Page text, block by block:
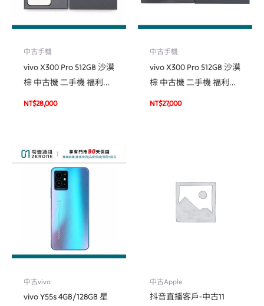
中古手機
vivo X300 Pro 512GB 沙漠
棕 中古機 二手機 福利機
#04213
NT$28,000
中古手機
vivo X300 Pro 512GB 沙漠
棕 中古機 二手機 福利機
#96096
NT$27,000
中古vivo
vivo Y55s 4GB/128GB 星
中古Apple
抖音直播客戶-中古11